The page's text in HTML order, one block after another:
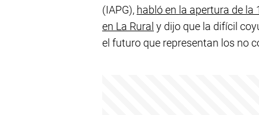
(IAPG), habló en la apertura de la
en La Rural y dijo que la difícil
el futuro que representan los no